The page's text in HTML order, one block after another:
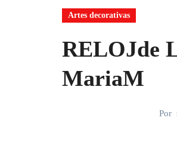
Artes decorativas
RELOJde
MariaM
Por